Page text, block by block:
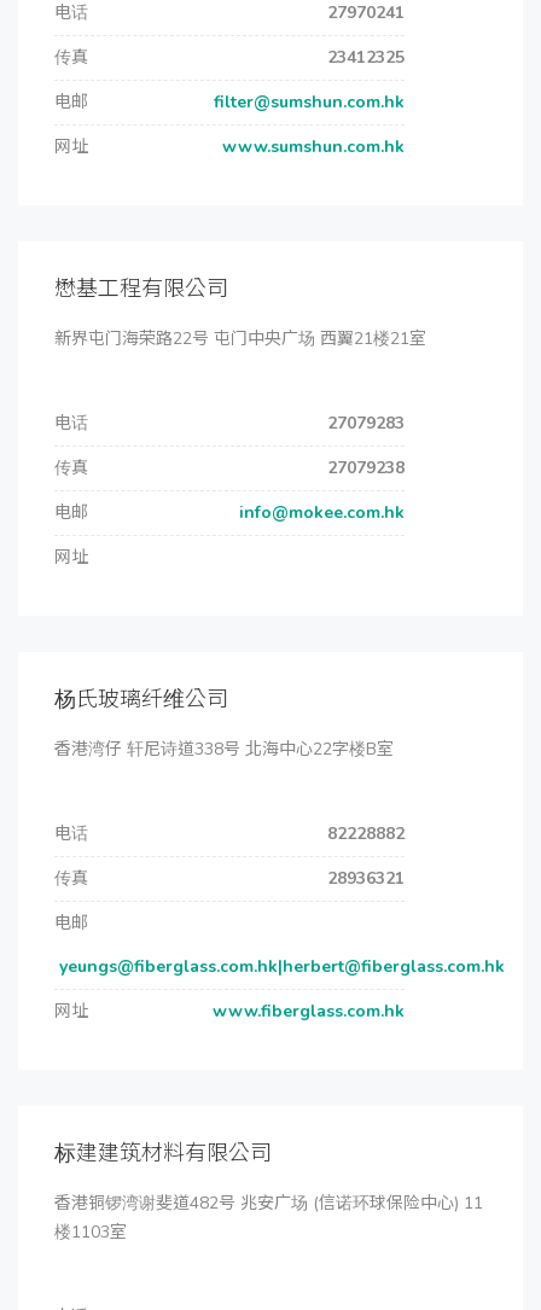
电话
27970241
传真
23412325
电邮
filter@sumshun.com.hk
网址
www.sumshun.com.hk
懋基工程有限公司
新界屯门海荣路22号 屯门中央广场 西翼21楼21室
电话
27079283
传真
27079238
电邮
info@mokee.com.hk
网址
杨氏玻璃纤维公司
香港湾仔 轩尼诗道338号 北海中心22字楼B室
电话
82228882
传真
28936321
电邮
yeungs@fiberglass.com.hk|herbert@fiberglass.com.hk
网址
www.fiberglass.com.hk
标建建筑材料有限公司
香港铜锣湾谢斐道482号 兆安广场 (信诺环球保险中心) 11
楼1103室